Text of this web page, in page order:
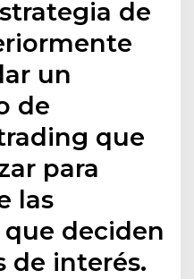
de
un
de
que
para
las
deciden
de interés.